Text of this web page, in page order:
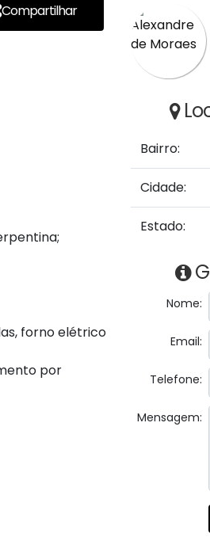
Compartilhar
forno elétrico
por
Bairro:
Cidade:
Estado:
Nome:
Email:
Telefone:
Mensagem: